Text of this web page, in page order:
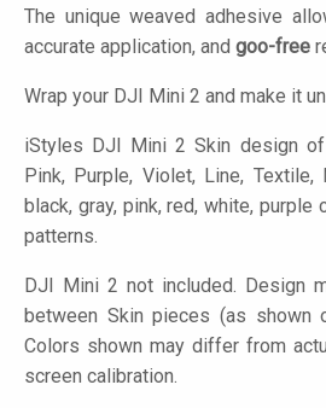
The unique weaved adhesive
accurate application, and goo-free
Wrap your DJI Mini 2 and make it
iStyles DJI Mini 2 Skin design of
Pink, Purple, Violet, Line, Textile,
black, gray, pink, red, white, purple
patterns.
DJI Mini 2 not included. Design
between Skin pieces (as shown
Colors shown may differ from
screen calibration.